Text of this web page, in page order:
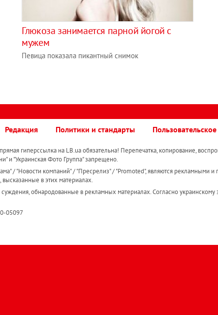
Глюкоза занимается парной йогой с
мужем
Певица показала пикантный снимок
Редакция Политики и стандарты
гиперссылка на LB.ua обязательна! Перепечатка, копирование,
и "Украинская Фото Группа" запрещено.
/ "Новости компаний" / "Пресрелиз" / "Promoted", являются рекламными и
высказанные в этих материалах.
обнародованные в рекламных материалах. Согласно украинскому
05097